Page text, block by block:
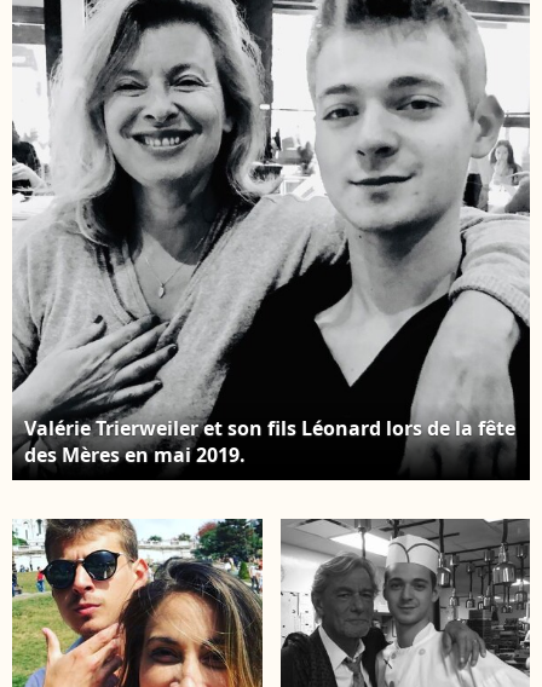
Valérie Trierweiler et son fils Léonard lors de la fête
des Mères en mai 2019.